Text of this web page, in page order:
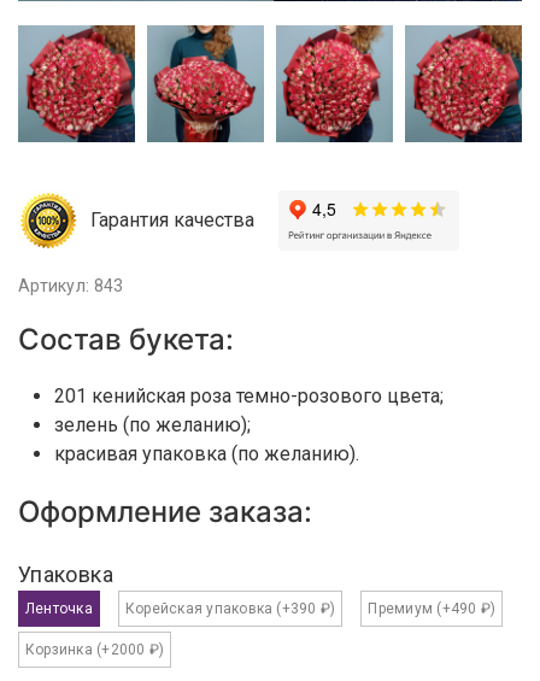
Гарантия качества
Артикул: 843
Состав букета:
201 кенийская роза темно-розового цвета;
зелень (по желанию);
красивая упаковка (по желанию).
Оформление заказа:
Упаковка
Ленточка Корейская упаковка (+390 ₽) Премиум (+490 ₽)
Корзинка (+2000 ₽)